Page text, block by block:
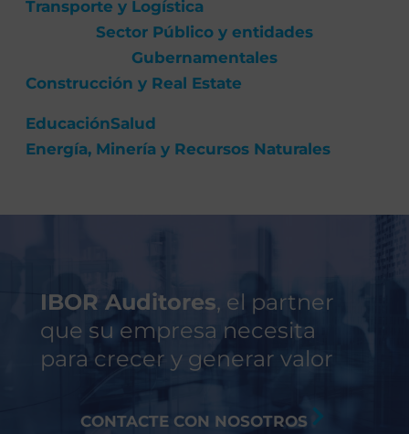
Transporte y Logística
Sector Público y entidades
Gubernamentales
Construcción y Real Estate
EducaciónSalud
Energía, Minería y Recursos Naturales
IBOR Auditores, el partner
que su empresa necesita
para crecer y generar valor
CONTACTE CON NOSOTROS